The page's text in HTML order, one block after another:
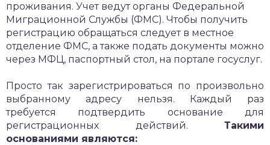
проживания. Учет ведут органы Федеральной
Миграционной Службы (ФМС). Чтобы получить
регистрацию обращаться следует в местное
отделение ФМС, а также подать документы можно
через МФЦ, паспортный стол, на портале госуслуг.
Просто так зарегистрироваться по произвольно
выбранному адресу нельзя. Каждый раз
требуется подтвердить основание для
регистрационных действий. Такими
основаниями являются: